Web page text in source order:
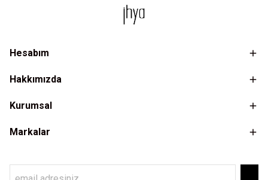
Hesabım
Hakkımızda
Kurumsal
Markalar